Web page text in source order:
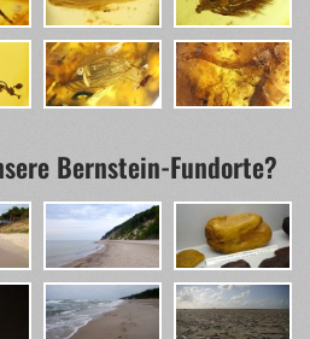
Bernstein-Fundorte?